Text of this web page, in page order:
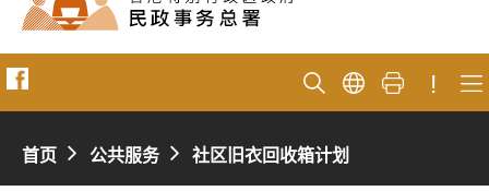
二零一七年四月二十八日的新闻公报
二零一七年四月五日的新闻公报
!
首页 公共服务 社区旧衣回收箱计划